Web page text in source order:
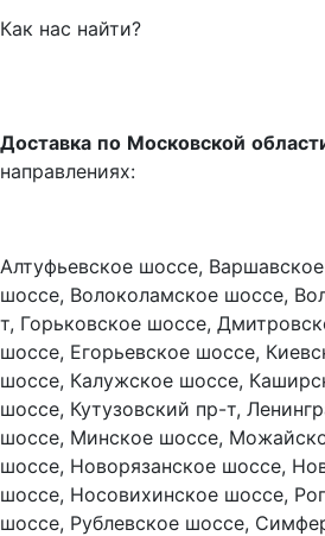
Как нас найти?
Доставка по Московской
направлениях:
Алтуфьевское шоссе, Варшавское
шоссе, Волоколамское шоссе,
т, Горьковское шоссе,
шоссе, Егорьевское шоссе,
шоссе, Калужское шоссе,
шоссе, Кутузовский пр-т,
шоссе, Минское шоссе,
шоссе, Новорязанское шоссе,
шоссе, Носовихинское шоссе,
шоссе, Рублевское шоссе,